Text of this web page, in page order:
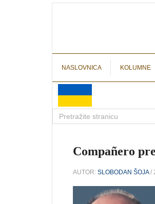
NASLOVNICA KOLUMNE
Compañero
AUTOR: SLOBODAN ŠOJA/